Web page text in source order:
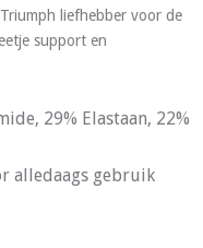
liefhebber voor de
support en
29% Elastaan, 22%
alledaags gebruik